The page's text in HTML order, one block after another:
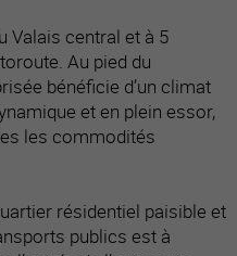
Valais central et à 5
Au pied du
bénéficie d’un climat
et en plein essor,
les commodités
résidentiel paisible et
publics est à